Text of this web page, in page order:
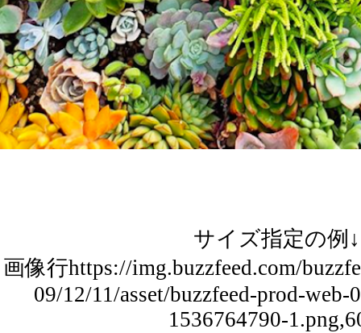
サイズ指定の例↓
画像行https://img.buzzfeed.com/
09/12/11/asset/buzzfeed-prod-web-
1536764790-